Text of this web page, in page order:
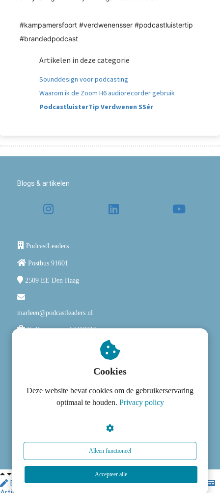
hashtag
#kampamersfoort
hashtag
#verdwenensser
hashtag
#podcastluistertip
hashtag
#brandedpodcast
Artikelen in deze categorie
Sounddesign voor podcasting
Waarom ik de Zoom H6 audiorecorder gebruik
PodcastluisterTip Verdwenen SSér
Blogs & artikelen
PodcastLeaders
Postbus 91601
2509 EE Den Haag
marleen@podcastleaders.nl
KvK nummer: 64418219
Edit article Dashboard Settings
Website Design
Cookies
Deze website bevat cookies om de gebruikerservaring
optimaal te houden. Privacy policy
Alleen functioneel
Accepteer alle